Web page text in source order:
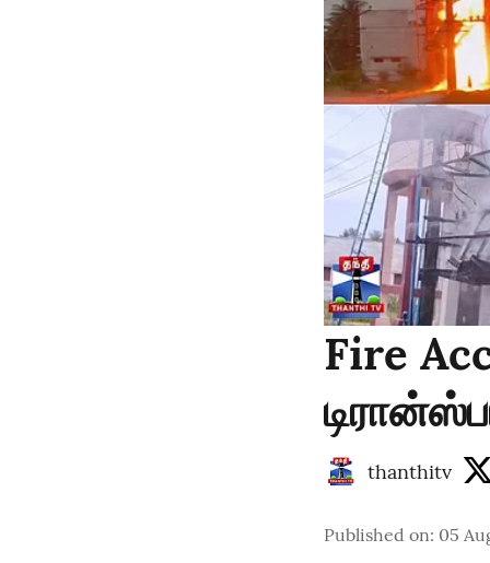
Fire
thanthitv
Published on: 05